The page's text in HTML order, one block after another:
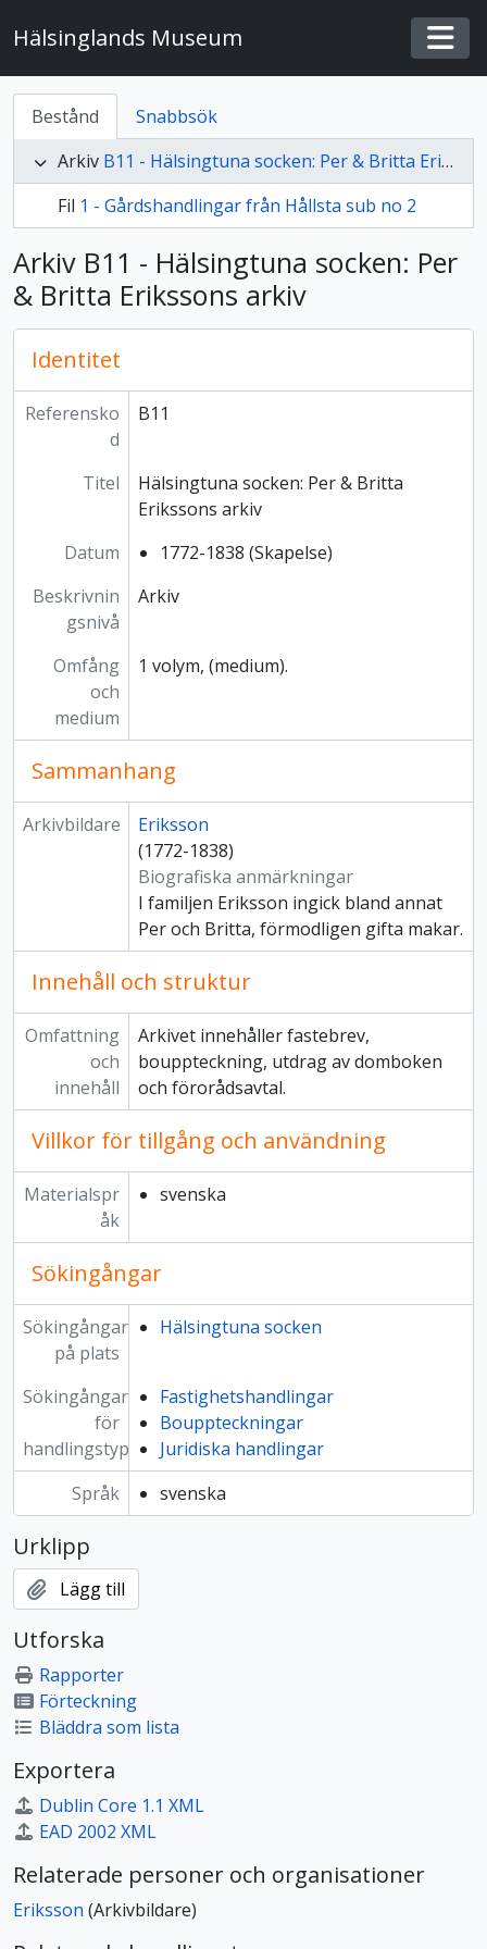
Hälsinglands Museum
Bestånd
Snabbsök
Arkiv B11 - Hälsingtuna socken: Per & Britta Erikssons arkiv
Fil 1 - Gårdshandlingar från Hållsta sub no 2
Arkiv B11 - Hälsingtuna socken: Per
& Britta Erikssons arkiv
Identitet
Referensko
d
B11
Titel
Hälsingtuna socken: Per & Britta
Erikssons arkiv
Datum
1772-1838 (Skapelse)
Beskrivnin
gsnivå
Arkiv
Omfång
och
medium
1 volym, (medium).
Sammanhang
Arkivbildare
Eriksson
(1772-1838)
Biografiska anmärkningar
I familjen Eriksson ingick bland annat
Per och Britta, förmodligen gifta makar.
Innehåll och struktur
Omfattning
och
innehåll
Arkivet innehåller fastebrev,
bouppteckning, utdrag av domboken
och förorådsavtal.
Villkor för tillgång och användning
Materialspr
åk
svenska
Sökingångar
Sökingångar
på plats
Hälsingtuna socken
Sökingångar
för
handlingstyp
Fastighetshandlingar
Bouppteckningar
Juridiska handlingar
Språk
svenska
Urklipp
Lägg till
Utforska
Rapporter
Förteckning
Bläddra som lista
Exportera
Dublin Core 1.1 XML
EAD 2002 XML
Relaterade personer och organisationer
Eriksson (Arkivbildare)